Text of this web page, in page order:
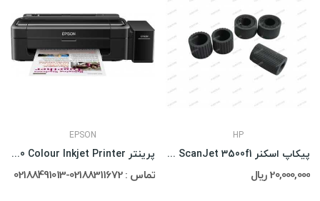
EPSON
پرینتر Epson L130 Colour Inkjet Printer
تماس : 02188311672-02188491013
HP
پیکاپ اسکنر Hp ScanJet 3500f1
20,000,000 ریال